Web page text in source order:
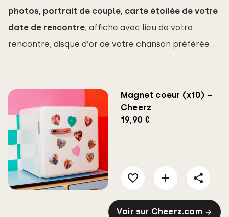
photos, portrait de couple, carte étoilée de votre
date de rencontre, affiche avec lieu de votre
rencontre, disque d’or de votre chanson préférée…
Magnet coeur (x10) –
Cheerz
19,90 €
Voir sur Cheerz.com